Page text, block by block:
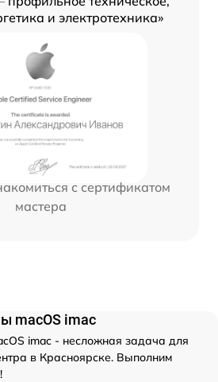
и электротехника»
с сертификатом
мастера
macOS imac
imac - несложная задача для
в Красноярске. Выполним